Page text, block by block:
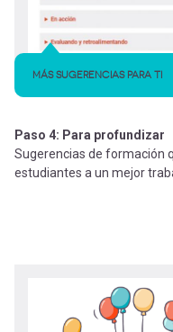
MÁS SUGERENCIAS PARA TI
Paso 4: Para profundizar
Sugerencias de formación
estudiantes a un mejor